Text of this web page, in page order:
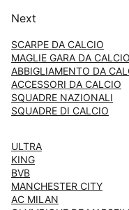
Next
SCARPE DA CALCIO
MAGLIE GARA DA CALCIO
ABBIGLIAMENTO DA
ACCESSORI DA CALCIO
SQUADRE NAZIONALI
SQUADRE DI CALCIO
ULTRA
KING
BVB
MANCHESTER CITY
AC MILAN